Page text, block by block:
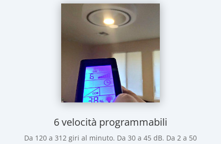
6 velocità programmabili
Da 120 a 312 giri al minuto. Da 30 a 45 dB. Da 2 a 50